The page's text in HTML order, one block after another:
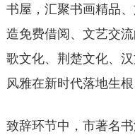
书屋，汇聚书画精品
造免费借阅、文艺交
歌文化、荆楚文化、
风雅在新时代落地生根
致辞环节中，市著名